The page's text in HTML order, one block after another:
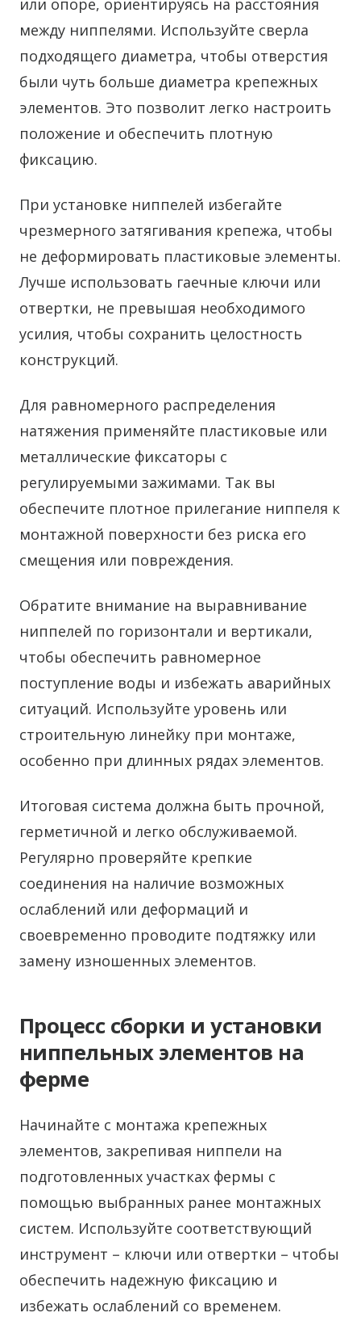
или опоре, ориентируясь на расстояния
между ниппелями. Используйте сверла
подходящего диаметра, чтобы отверстия
были чуть больше диаметра крепежных
элементов. Это позволит легко настроить
положение и обеспечить плотную
фиксацию.
При установке ниппелей избегайте
чрезмерного затягивания крепежа, чтобы
не деформировать пластиковые элементы.
Лучше использовать гаечные ключи или
отвертки, не превышая необходимого
усилия, чтобы сохранить целостность
конструкций.
Для равномерного распределения
натяжения применяйте пластиковые или
металлические фиксаторы с
регулируемыми зажимами. Так вы
обеспечите плотное прилегание ниппеля к
монтажной поверхности без риска его
смещения или повреждения.
Обратите внимание на выравнивание
ниппелей по горизонтали и вертикали,
чтобы обеспечить равномерное
поступление воды и избежать аварийных
ситуаций. Используйте уровень или
строительную линейку при монтаже,
особенно при длинных рядах элементов.
Итоговая система должна быть прочной,
герметичной и легко обслуживаемой.
Регулярно проверяйте крепкие
соединения на наличие возможных
ослаблений или деформаций и
своевременно проводите подтяжку или
замену изношенных элементов.
Процесс сборки и установки
ниппельных элементов на
ферме
Начинайте с монтажа крепежных
элементов, закрепивая ниппели на
подготовленных участках фермы с
помощью выбранных ранее монтажных
систем. Используйте соответствующий
инструмент – ключи или отвертки – чтобы
обеспечить надежную фиксацию и
избежать ослаблений со временем.